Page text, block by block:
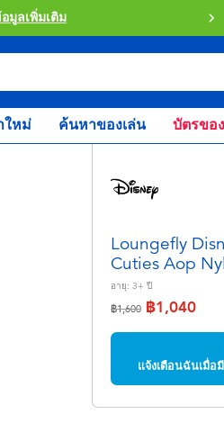
มูลเพิ่มเติม
ใหม่ ค้นหาของเล่น บัตรขอ
Loungefly
Cuties Aop
อายุ: 3+ ปี
ลดราคาจาก
฿1,600ถึง฿1,040
แจ้งเตือนฉันเมื่อ